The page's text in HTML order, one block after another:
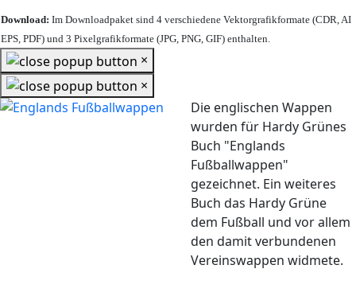
Download: Im Downloadpaket sind 4 verschiedene Vektorgrafikformate (CDR, AI
EPS, PDF) und 3 Pixelgrafikformate (JPG, PNG, GIF) enthalten.
×
×
Die englischen Wappen
wurden für Hardy Grünes
Buch "Englands
Fußballwappen"
gezeichnet. Ein weiteres
Buch das Hardy Grüne
dem Fußball und vor allem
den damit verbundenen
Vereinswappen widmete.